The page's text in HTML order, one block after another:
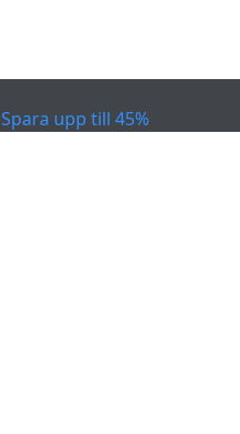
Spara upp till 45%